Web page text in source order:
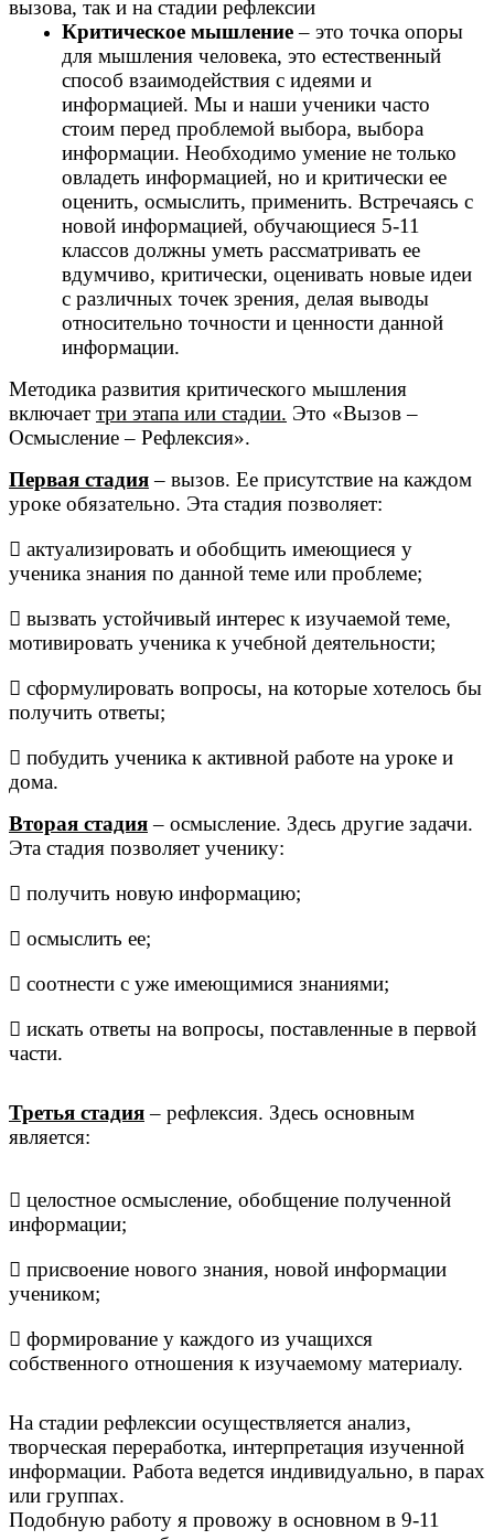
вызова, так и на стадии рефлексии
Критическое мышление– это точка опоры
для мышления человека, это естественный
способ взаимодействия с идеями и
информацией. Мы и наши ученики часто
стоим перед проблемой выбора, выбора
информации. Необходимо умение не только
овладеть информацией, но и критически ее
оценить, осмыслить, применить. Встречаясь с
новой информацией, обучающиеся 5-11
классов должны уметь рассматривать ее
вдумчиво, критически, оценивать новые идеи
с различных точек зрения, делая выводы
относительно точности и ценности данной
информации.
Методика развития критического мышления
включает три этапа или стадии. Это «Вызов –
Осмысление – Рефлексия».
Первая стадия– вызов. Ее присутствие на каждом
уроке обязательно. Эта стадия позволяет:
 актуализировать и обобщить имеющиеся у
ученика знания по данной теме или проблеме;
 вызвать устойчивый интерес к изучаемой теме,
мотивировать ученика к учебной деятельности;
 сформулировать вопросы, на которые хотелось бы
получить ответы;
 побудить ученика к активной работе на уроке и
дома.
Вторая стадия– осмысление. Здесь другие задачи.
Эта стадия позволяет ученику:
 получить новую информацию;
 осмыслить ее;
 соотнести с уже имеющимися знаниями;
 искать ответы на вопросы, поставленные в первой
части.
Третья стадия– рефлексия. Здесь основным
является:
 целостное осмысление, обобщение полученной
информации;
 присвоение нового знания, новой информации
учеником;
 формирование у каждого из учащихся
собственного отношения к изучаемому материалу.
На стадии рефлексии осуществляется анализ,
творческая переработка, интерпретация изученной
информации. Работа ведется индивидуально, в парах
или группах.
Подобную работу я провожу в основном в 9-11